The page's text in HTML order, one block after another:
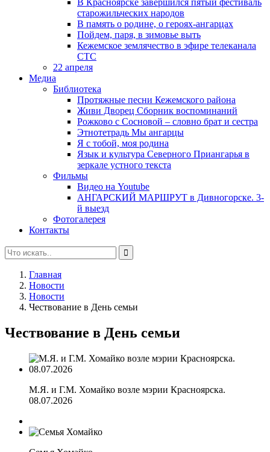
В Красноярске завершился пятый фестиваль
старожильческих народов
В память о родине, о героях-ангарцах
Пойдем, паря, в зимовье выть
Кежемское землячество в эфире телеканала
СТС
22 апреля
Медиа
Библиотека
Протяжные песни Кежемского района
Живи Дворец Сборник воспоминаний
Рожково с Сосновой – словно брат и сестра
Этнотетрадь Мы ангарцы
Я с тобой, моя родина
Язык и культура Северного Приангарья в
зеркале устного текста
Фильмы
Видео на Youtube
АНГАРСКИЙ МАРШРУТ в Дивногорске. 3-
й выезд
Фотогалерея
Контакты
Главная
Новости
Новости
Чествование в День семьи
Чествование в День семьи
М.Я. и Г.М. Хомайко возле мэрии Красноярска.
08.07.2026